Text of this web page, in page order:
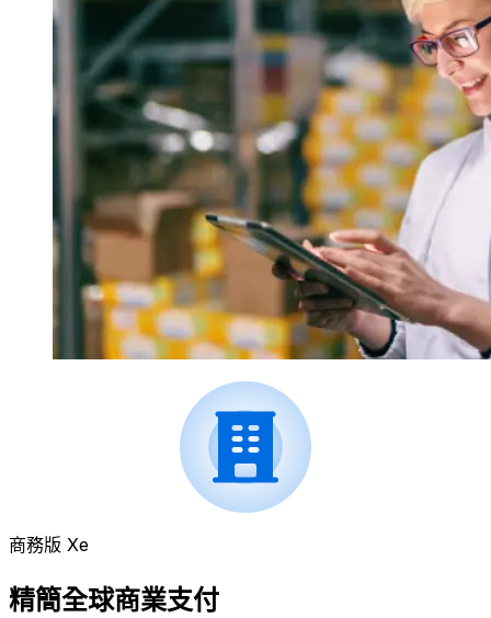
商務版 Xe
精簡全球商業支付